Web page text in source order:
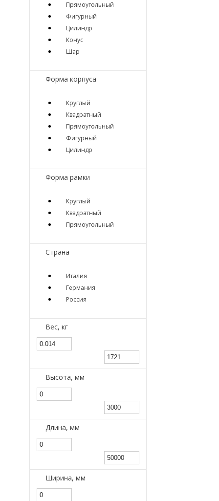
Прямоугольный
Фигурный
Цилиндр
Конус
Шар
Форма корпуса
Круглый
Квадратный
Прямоугольный
Фигурный
Цилиндр
Форма рамки
Круглый
Квадратный
Прямоугольный
Страна
Италия
Германия
Россия
Вес, кг
Высота, мм
Длина, мм
Ширина, мм